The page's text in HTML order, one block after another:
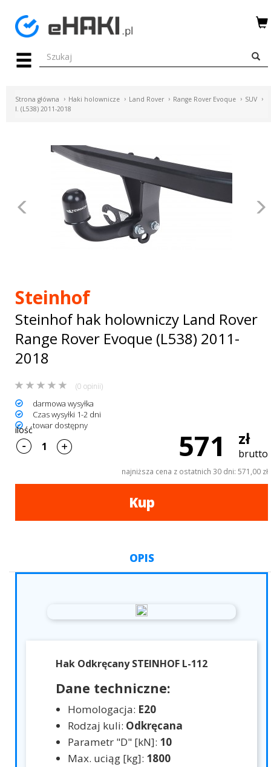
Menu
HAKI
WIĄZKI
BAGAŻNIKI
BOXY
dachowe
AKCESORIA
SPORTOWE
samochodowe
Kontakt
Strona główna Haki holownicze Land Rover Range Rover Evoque
SUV
I. (L538) 2011-2018
Poprzednie
Steinhof
Steinhof hak holowniczy Land Rover
Range Rover Evoque (L538) 2011-
2018
(0 opinii)
darmowa wysyłka
Czas wysyłki 1-2 dni
towar dostępny
571 zł
brutto
najniższa cena z ostatnich 30 dni: 571,00 zł
ilość
Kup
OPIS
Hak Odkręcany STEINHOF L-112
Dane techniczne:
Homologacja: E20
Rodzaj kuli: Odkręcana
Parametr "D" [kN]: 10
Max. uciąg [kg]: 1800